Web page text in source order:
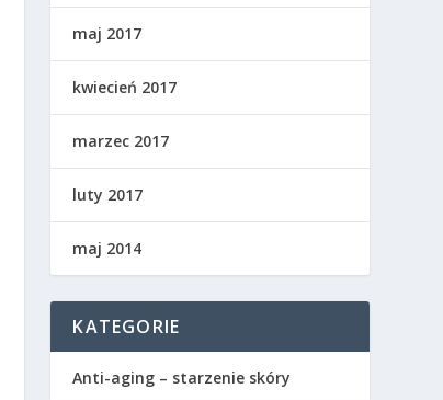
maj 2017
kwiecień 2017
marzec 2017
luty 2017
maj 2014
KATEGORIE
Anti-aging – starzenie skóry